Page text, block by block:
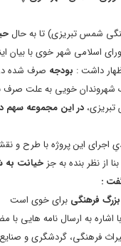
شمس تبریزی) تا به حال
اسلامی شهر خوی با بیان
داشت : بودجه صرف شده
خویی به علت صرف
در این مجموعه سهم
اجرای این پروژه با طرح و
از نظر بنده به جزخیانت به
:
فرهنگی برای خوی است
به ارسال نامه هایی با
فرهنگی، گردشگری و